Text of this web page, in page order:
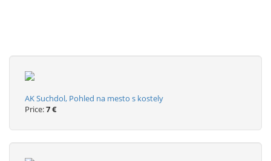
AK Suchdol, Pohled na mesto s kostely
Price:7 €